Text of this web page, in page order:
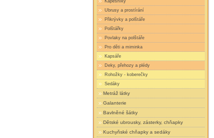
Ubrusy a prostírání
Přikrývky a polštáře
Polštářky
Povlaky na polštáře
Pro děti a miminka
Kapsáře
Deky, přehozy a plédy
Rohožky - koberečky
Sedáky
Metráž látky
Galanterie
Bavlněné šátky
Dětské ubrousky, zásterky, chňapky
Kuchyňské chňapky a sedáky